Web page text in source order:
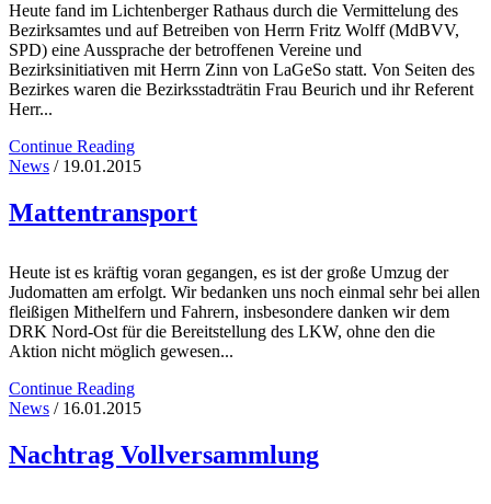
Heute fand im Lichtenberger Rathaus durch die Vermittelung des
Bezirksamtes und auf Betreiben von Herrn Fritz Wolff (MdBVV,
SPD) eine Aussprache der betroffenen Vereine und
Bezirksinitiativen mit Herrn Zinn von LaGeSo statt. Von Seiten des
Bezirkes waren die Bezirksstadträtin Frau Beurich und ihr Referent
Herr...
Continue Reading
News / 19.01.2015
Mattentransport
Heute ist es kräftig voran gegangen, es ist der große Umzug der
Judomatten am erfolgt. Wir bedanken uns noch einmal sehr bei allen
fleißigen Mithelfern und Fahrern, insbesondere danken wir dem
DRK Nord-Ost für die Bereitstellung des LKW, ohne den die
Aktion nicht möglich gewesen...
Continue Reading
News / 16.01.2015
Nachtrag Vollversammlung